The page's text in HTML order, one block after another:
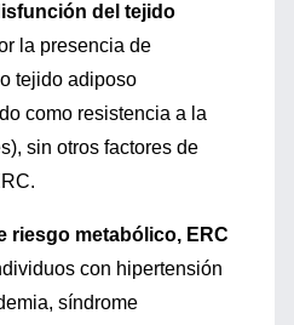
del tejido
la presencia de
tejido adiposo
como resistencia a la
sin otros factores de
riesgo metabólico, ERC
con hipertensión
síndrome